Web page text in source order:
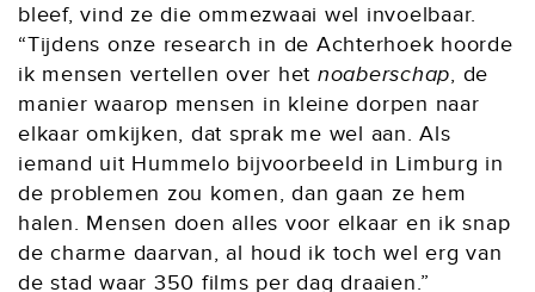
bleef, vind ze die ommezwaai wel invoelbaar.
“Tijdens onze research in de Achterhoek hoorde
ik mensen vertellen over het noaberschap, de
manier waarop mensen in kleine dorpen naar
elkaar omkijken, dat sprak me wel aan. Als
iemand uit Hummelo bijvoorbeeld in Limburg in
de problemen zou komen, dan gaan ze hem
halen. Mensen doen alles voor elkaar en ik snap
de charme daarvan, al houd ik toch wel erg van
de stad waar 350 films per dag draaien.”